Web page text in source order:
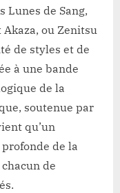
Lunes de Sang,
ou Zenitsu
de styles et de
à une bande
de la
soutenue par
qu’un
de la
de